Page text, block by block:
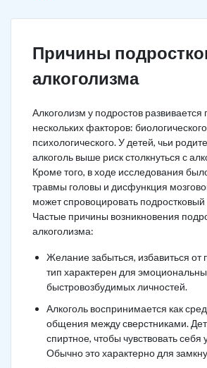
Причины
алкоголизма
Алкоголизм у подростов развивается
нескольких факторов:
психологического. У детей, чьи
алкоголь выше риск столкнуться с
Кроме того, в ходе исследования
травмы головы и дисфункция
может спровоцировать подростковый
Частые причины возникновения
алкоголизма:
Желание забыться, избавиться от
тип характерен для
быстровозбудимых личностей.
Алкоголь воспринимается как
общения между сверстниками.
спиртное, чтобы чувствовать себя
Обычно это характерно для